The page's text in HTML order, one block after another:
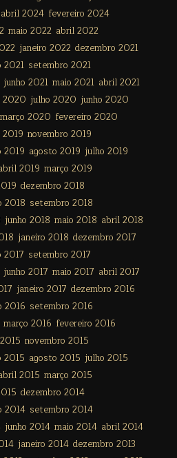
abril 2024 fevereiro 2024
maio 2022 abril 2022
janeiro 2022 dezembro 2021
2021 setembro 2021
junho 2021 maio 2021 abril 2021
2020 julho 2020 junho 2020
março 2020 fevereiro 2020
novembro 2019
2019 agosto 2019 julho 2019
2019 março 2019
dezembro 2018
2018 setembro 2018
junho 2018 maio 2018 abril 2018
janeiro 2018 dezembro 2017
2017 setembro 2017
junho 2017 maio 2017 abril 2017
janeiro 2017 dezembro 2016
2016 setembro 2016
março 2016 fevereiro 2016
novembro 2015
2015 agosto 2015 julho 2015
2015 março 2015
dezembro 2014
2014 setembro 2014
junho 2014 maio 2014 abril 2014
janeiro 2014 dezembro 2013